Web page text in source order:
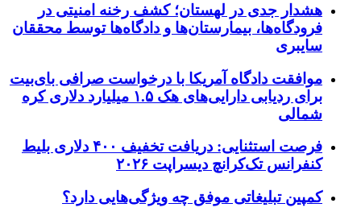
هشدار جدی در لهستان؛ کشف رخنه امنیتی در
فرودگاه‌ها، بیمارستان‌ها و دادگاه‌ها توسط محققان
سایبری
موافقت دادگاه آمریکا با درخواست صرافی بای‌بیت
برای ردیابی دارایی‌های هک ۱.۵ میلیارد دلاری کره
شمالی
فرصت استثنایی: دریافت تخفیف ۴۰۰ دلاری بلیط
کنفرانس تک‌کرانچ دیسراپت ۲۰۲۶
کمپین تبلیغاتی موفق چه ویژگی‌هایی دارد؟